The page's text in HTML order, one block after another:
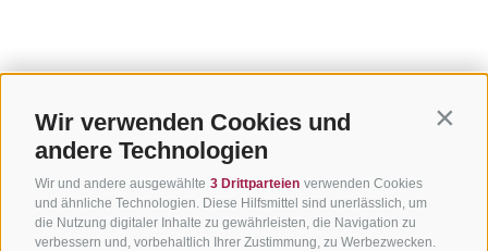
Wir verwenden Cookies und
andere Technologien
Wir und andere ausgewählte 3 Drittparteien verwenden Cookies
und ähnliche Technologien. Diese Hilfsmittel sind unerlässlich, um
die Nutzung digitaler Inhalte zu gewährleisten, die Navigation zu
verbessern und, vorbehaltlich Ihrer Zustimmung, zu Werbezwecken.